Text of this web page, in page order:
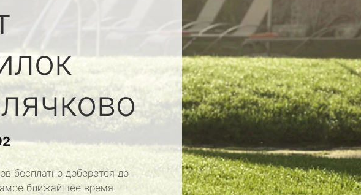
бесплатно доберется до
ближайшее время.